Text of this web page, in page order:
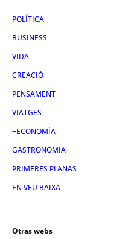
POLÍTICA
BUSINESS
VIDA
CREACIÓ
PENSAMENT
VIATGES
+ECONOMÍA
GASTRONOMIA
PRIMERES PLANAS
EN VEU BAIXA
Otras webs